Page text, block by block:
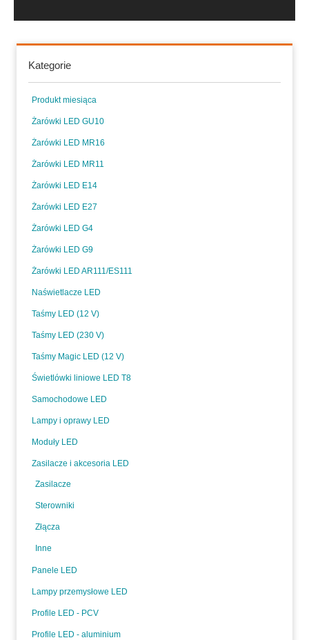
Kategorie
Produkt miesiąca
Żarówki LED GU10
Żarówki LED MR16
Żarówki LED MR11
Żarówki LED E14
Żarówki LED E27
Żarówki LED G4
Żarówki LED G9
Żarówki LED AR111/ES111
Naświetlacze LED
Taśmy LED (12 V)
Taśmy LED (230 V)
Taśmy Magic LED (12 V)
Świetlówki liniowe LED T8
Samochodowe LED
Lampy i oprawy LED
Moduły LED
Zasilacze i akcesoria LED
Zasilacze
Sterowniki
Złącza
Inne
Panele LED
Lampy przemysłowe LED
Profile LED - PCV
Profile LED - aluminium